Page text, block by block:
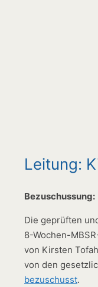
Leitung:
Bezuschussung:
Die geprüften
8-Wochen-
von Kirsten
von den
bezuschusst.